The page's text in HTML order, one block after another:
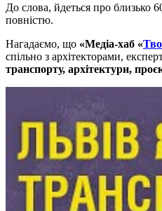
До слова, йдеться про близько
повністю.
Нагадаємо, що «Медіа-хаб «
спільно з архітекторами,
транспорту, архітектури,